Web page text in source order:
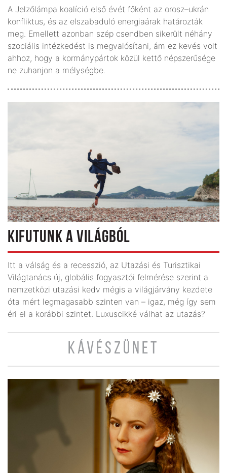
A Jelzőlámpa koalíció első évét főként az orosz–ukrán
konfliktus, és az elszabaduló energiaárak határozták
meg. Emellett azonban szép csendben sikerült néhány
szociális intézkedést is megvalósítani, ám ez kevés volt
ahhoz, hogy a kormánypártok közül kettő népszerűsége
ne zuhanjon a mélységbe.
KIFUTUNK A VILÁGBÓL
Itt a válság és a recesszió, az Utazási és Turisztikai
Világtanács új, globális fogyasztói felmérése szerint a
nemzetközi utazási kedv mégis a világjárvány kezdete
óta mért legmagasabb szinten van – igaz, még így sem
éri el a korábbi szintet. Luxuscikké válhat az utazás?
KÁVÉSZÜNET